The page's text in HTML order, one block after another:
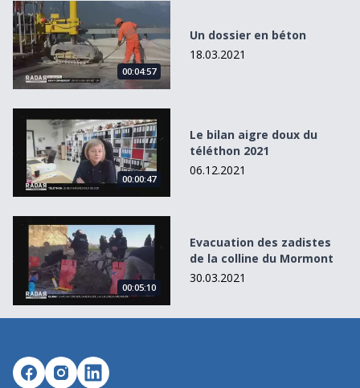
Un dossier en béton
00:04:57
Un dossier en béton
18.03.2021
Le bilan aigre doux du téléthon 2021
00:00:47
Le bilan aigre doux du
téléthon 2021
06.12.2021
Evacuation des zadistes de la colline du Mormont
00:05:10
Evacuation des zadistes
de la colline du Mormont
30.03.2021